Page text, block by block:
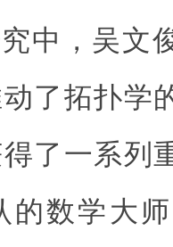
中，吴文
了拓扑学
了一系列
的数学大